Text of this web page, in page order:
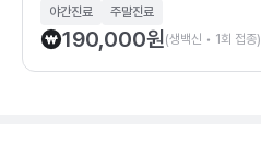
야간진료
주말진료
190,000원(생백신 • 1회 접종)